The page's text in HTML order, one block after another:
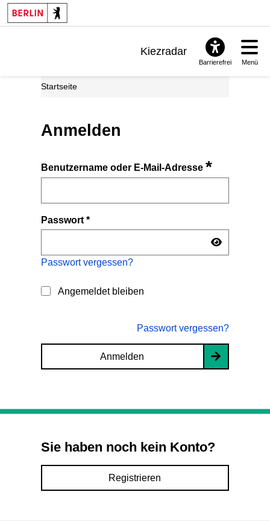
Kiezradar
Barrierefrei Menü
Startseite
Anmelden
Benutzername oder E-Mail-Adresse*
Passwort*
Passwort vergessen?
Angemeldet bleiben
Passwort vergessen?
Anmelden
Sie haben noch kein Konto?
Registrieren